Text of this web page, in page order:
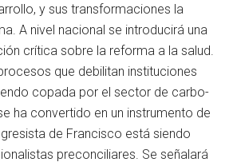
y sus transformaciones la
A nivel nacional se introducirá una
crítica sobre la reforma a la salud.
que debilitan instituciones
copada por el sector de carbo-
ha convertido en un instrumento de
de Francisco está siendo
preconciliares. Se señalará